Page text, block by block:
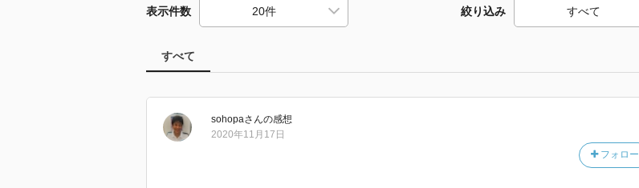
表示件数 絞り込み
すべて
sohopaさんの感想
フォロー
2020年11月17日